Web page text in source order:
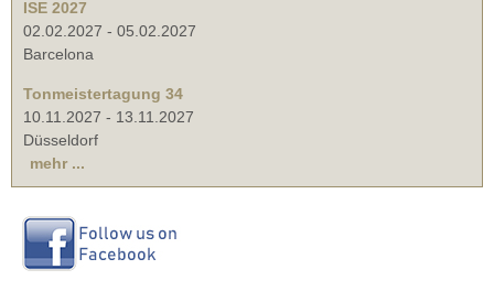
ISE 2027
02.02.2027 - 05.02.2027
Barcelona
Tonmeistertagung 34
10.11.2027 - 13.11.2027
Düsseldorf
mehr ...